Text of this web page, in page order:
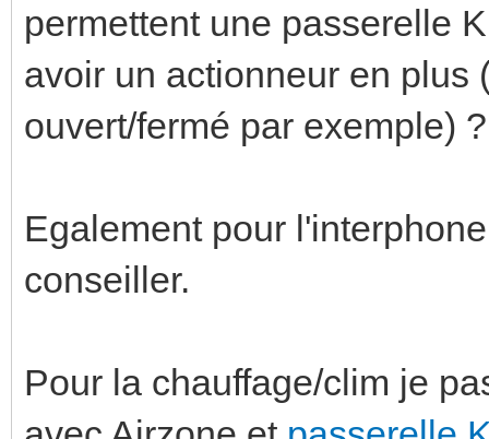
permettent une passerelle
avoir un actionneur en plus
ouvert/fermé par exemple) ?
Egalement pour
conseiller.
Pour la chauffage/clim je